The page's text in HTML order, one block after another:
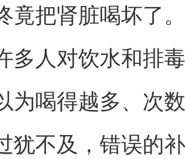
竟把肾脏喝坏了
多人对饮水和排
为喝得越多、次
犹不及，错误的